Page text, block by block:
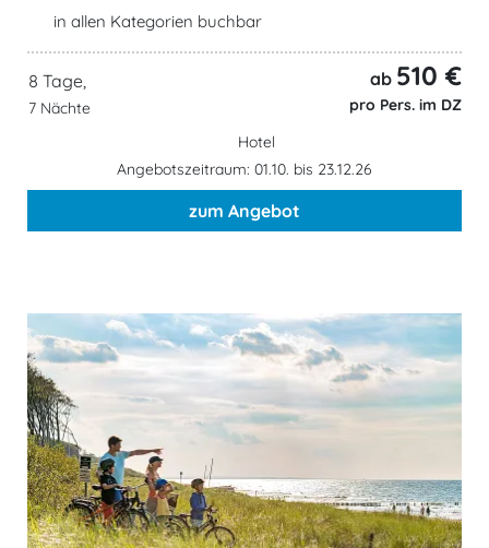
in allen Kategorien buchbar
8 Tage,
7 Nächte
ab 510 €
pro Pers. im DZ
Hotel
Angebotszeitraum: 01.10. bis 23.12.26
zum Angebot